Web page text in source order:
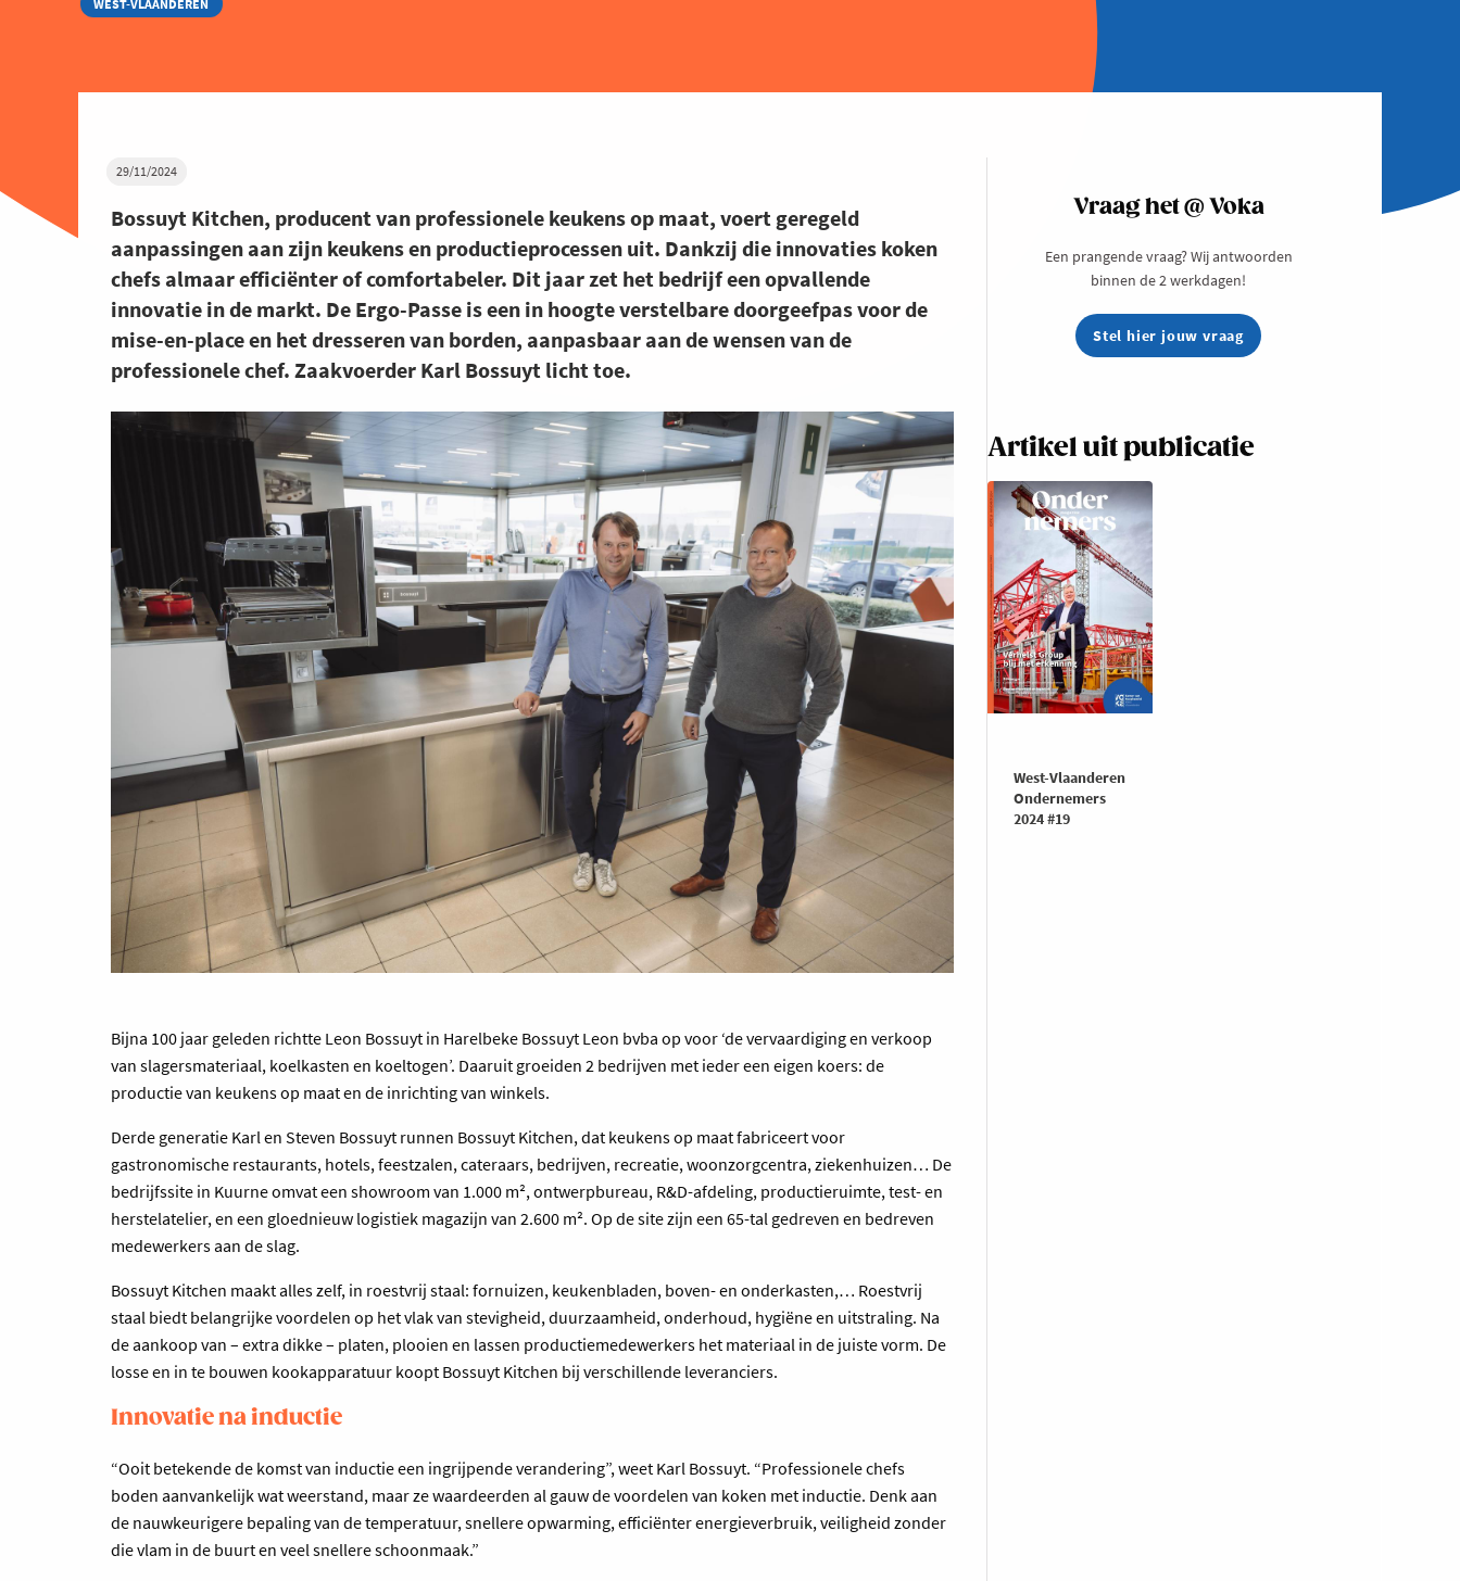
WEST-VLAANDEREN
29/11/2024
Bossuyt Kitchen, producent van professionele keukens op maat, voert geregeld
aanpassingen aan zijn keukens en productieprocessen uit. Dankzij die innovaties koken
chefs almaar efficiënter of comfortabeler. Dit jaar zet het bedrijf een opvallende
innovatie in de markt. De Ergo-Passe is een in hoogte verstelbare doorgeefpas voor de
mise-en-place en het dresseren van borden, aanpasbaar aan de wensen van de
professionele chef. Zaakvoerder Karl Bossuyt licht toe.
Bijna 100 jaar geleden richtte Leon Bossuyt in Harelbeke Bossuyt Leon bvba op voor ‘de vervaardiging en verkoop
van slagersmateriaal, koelkasten en koeltogen’. Daaruit groeiden 2 bedrijven met ieder een eigen koers: de
productie van keukens op maat en de inrichting van winkels.
Derde generatie Karl en Steven Bossuyt runnen Bossuyt Kitchen, dat keukens op maat fabriceert voor
gastronomische restaurants, hotels, feestzalen, cateraars, bedrijven, recreatie, woonzorgcentra, ziekenhuizen… De
bedrijfssite in Kuurne omvat een showroom van 1.000 m², ontwerpbureau, R&D-afdeling, productieruimte, test- en
herstelatelier, en een gloednieuw logistiek magazijn van 2.600 m². Op de site zijn een 65-tal gedreven en bedreven
medewerkers aan de slag.
Bossuyt Kitchen maakt alles zelf, in roestvrij staal: fornuizen, keukenbladen, boven- en onderkasten,… Roestvrij
staal biedt belangrijke voordelen op het vlak van stevigheid, duurzaamheid, onderhoud, hygiëne en uitstraling. Na
de aankoop van – extra dikke – platen, plooien en lassen productiemedewerkers het materiaal in de juiste vorm. De
losse en in te bouwen kookapparatuur koopt Bossuyt Kitchen bij verschillende leveranciers.
Innovatie na inductie
“Ooit betekende de komst van inductie een ingrijpende verandering”, weet Karl Bossuyt. “Professionele chefs
boden aanvankelijk wat weerstand, maar ze waardeerden al gauw de voordelen van koken met inductie. Denk aan
de nauwkeurigere bepaling van de temperatuur, snellere opwarming, efficiënter energieverbruik, veiligheid zonder
die vlam in de buurt en veel snellere schoonmaak.”
Vraag het @ Voka
Een prangende vraag? Wij antwoorden
binnen de 2 werkdagen!
Stel hier jouw vraag
Artikel uit publicatie
West-Vlaanderen
Ondernemers
2024 #19